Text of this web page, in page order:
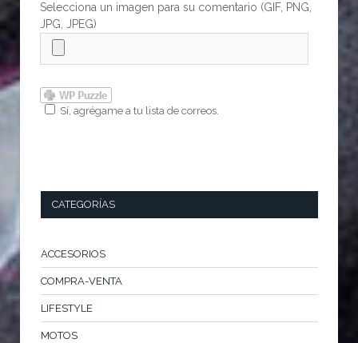
Selecciona un imagen para su comentario (GIF, PNG,
JPG, JPEG)
Sí, agrégame a tu lista de correos.
CATEGORÍAS
ACCESORIOS
COMPRA-VENTA
LIFESTYLE
MOTOS